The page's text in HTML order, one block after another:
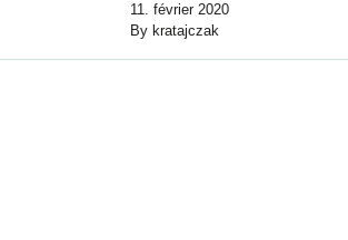
11. février 2020
By kratajczak